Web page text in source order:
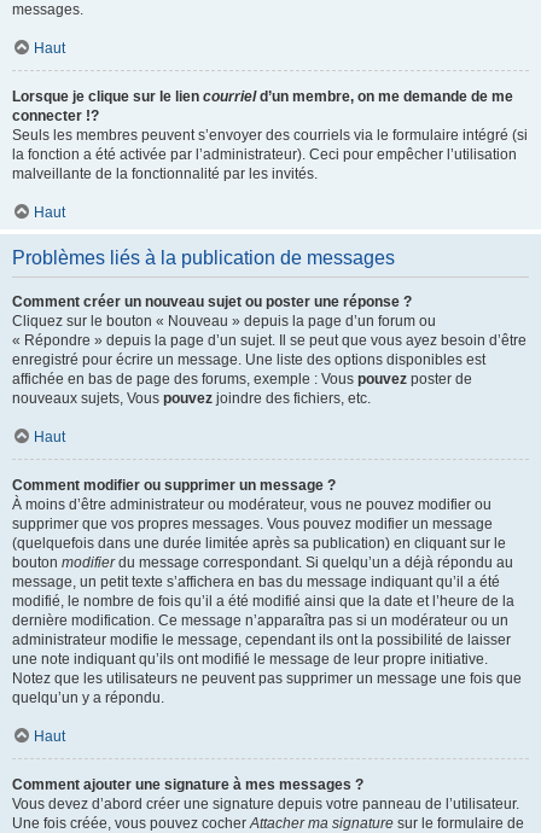
messages.
Haut
Lorsque je clique sur le lien courrield’un membre, on me demande de me
connecter !?
Seuls les membres peuvent s’envoyer des courriels via le formulaire intégré (si
la fonction a été activée par l’administrateur). Ceci pour empêcher l’utilisation
malveillante de la fonctionnalité par les invités.
Haut
Problèmes liés à la publication de messages
Comment créer un nouveau sujet ou poster une réponse ?
Cliquez sur le bouton « Nouveau » depuis la page d’un forum ou
« Répondre » depuis la page d’un sujet. Il se peut que vous ayez besoin d’être
enregistré pour écrire un message. Une liste des options disponibles est
affichée en bas de page des forums, exemple : Vous pouvez poster de
nouveaux sujets, Vous pouvez joindre des fichiers, etc.
Haut
Comment modifier ou supprimer un message ?
À moins d’être administrateur ou modérateur, vous ne pouvez modifier ou
supprimer que vos propres messages. Vous pouvez modifier un message
(quelquefois dans une durée limitée après sa publication) en cliquant sur le
bouton modifierdu message correspondant. Si quelqu’un a déjà répondu au
message, un petit texte s’affichera en bas du message indiquant qu’il a été
modifié, le nombre de fois qu’il a été modifié ainsi que la date et l’heure de la
dernière modification. Ce message n’apparaîtra pas si un modérateur ou un
administrateur modifie le message, cependant ils ont la possibilité de laisser
une note indiquant qu’ils ont modifié le message de leur propre initiative.
Notez que les utilisateurs ne peuvent pas supprimer un message une fois que
quelqu’un y a répondu.
Haut
Comment ajouter une signature à mes messages ?
Vous devez d’abord créer une signature depuis votre panneau de l’utilisateur.
Une fois créée, vous pouvez cocherAttacher ma signature sur le formulaire de